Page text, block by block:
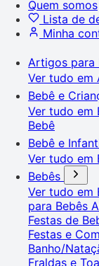
Quem somos
Lista de
Minha
Artigos para
Ver tudo em
Bebê e
Ver tudo em
Bebê
Bebê e
Ver tudo em
Bebês
Ver tudo em
para Bebês
Festas de
Festas e
Banho/
Fraldas e